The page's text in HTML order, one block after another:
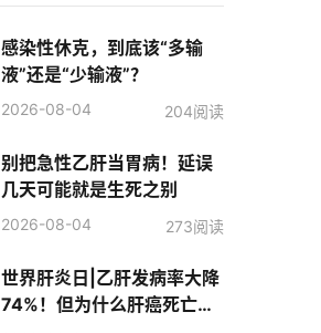
感染性休克，到底该“多输
液”还是“少输液”？
2026-08-04 204阅读
别把急性乙肝当胃病！延误
几天可能就是生死之别
2026-08-04 273阅读
世界肝炎日|乙肝发病率大降
74%！但为什么肝癌死亡人